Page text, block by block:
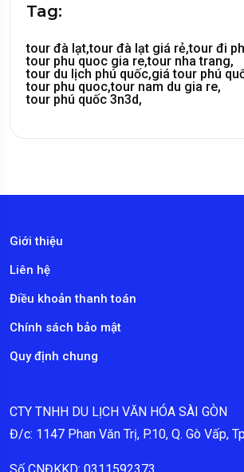
Tag:
tour đà lạt,tour đà lạt giá rẻ,tour đi
tour phu quoc gia re,tour nha trang,
tour du lịch phú quốc,giá tour phú
tour phu quoc,tour nam du gia re,
tour phú quốc 3n3d,
Giới thiệu
Liên hệ
Điều khoản thanh toán
Chính sách bảo mật
Quy định chung
CTY TNHH DU LỊCH VĂN HÓA SÀI GÒN
Đ/c: 1147 Phan Văn Trị, P.10, Q. Gò Vấp,
Số CNĐKKD: 0311592373